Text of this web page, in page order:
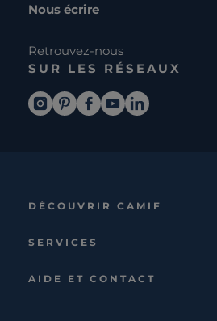
Nous écrire
Retrouvez-nous
SUR LES RÉSEAUX
DÉCOUVRIR CAMIF
Nos collections
SERVICES
AIDE ET CONTACT